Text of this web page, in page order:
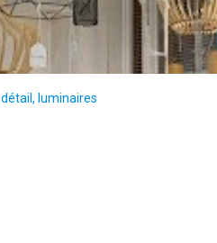
luminaires